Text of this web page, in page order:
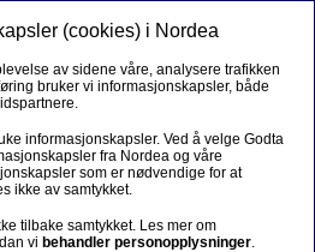
(cookies) i Nordea
av sidene våre, analysere trafikken
bruker vi informasjonskapsler, både
informasjonskapsler. Ved å velge Godta
fra Nordea og våre
som er nødvendige for at
ikke av samtykket.
tilbake samtykket. Les mer om
vi behandler personopplysninger.